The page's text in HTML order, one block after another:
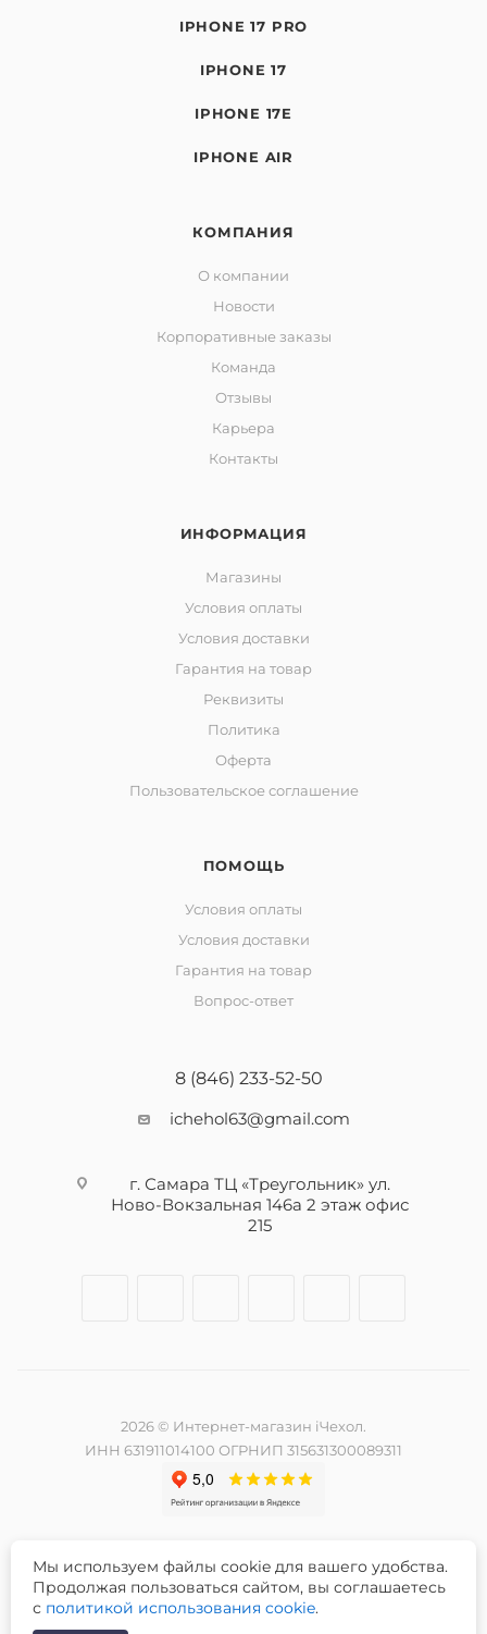
IPHONE 17 PRO
IPHONE 17
IPHONE 17E
IPHONE AIR
КОМПАНИЯ
О компании
Новости
Корпоративные заказы
Команда
Отзывы
Карьера
Контакты
ИНФОРМАЦИЯ
Магазины
Условия оплаты
Условия доставки
Гарантия на товар
Реквизиты
Политика
Оферта
Пользовательское соглашение
ПОМОЩЬ
Условия оплаты
Условия доставки
Гарантия на товар
Вопрос-ответ
8 (846) 233-52-50
ichehol63@gmail.com
г. Самара ТЦ «Треугольник» ул.
Ново-Вокзальная 146а 2 этаж офис
215
2026 © Интернет-магазин iЧехол.
ИНН 631911014100 ОГРНИП 315631300089311
Разработка и продвижение сайта -
Мы используем файлы cookie для вашего удобства.
Продолжая пользоваться сайтом, вы соглашаетесь
с политикой использования cookie.